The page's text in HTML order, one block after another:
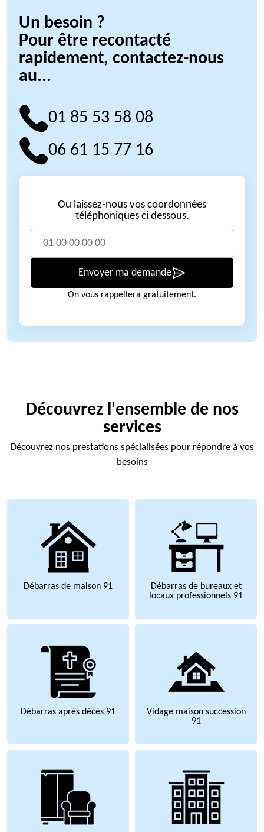
Un besoin ?
Pour être recontacté
rapidement, contactez-nous
au...
01 85 53 58 08
06 61 15 77 16
Ou laissez-nous vos coordonnées
téléphoniques ci dessous.
Envoyer ma demande
On vous rappellera gratuitement.
Découvrez l'ensemble de nos
services
Découvrez nos prestations spécialisées pour répondre à vos
besoins
Débarras de maison 91
Débarras de bureaux et
locaux professionnels 91
Débarras après décès 91
Vidage maison succession
91